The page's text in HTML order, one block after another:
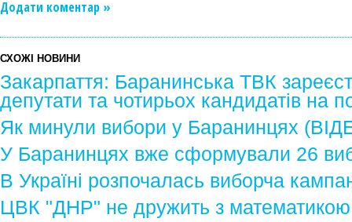
Додати коментар »
СХОЖІ НОВИНИ
Закарпаття: Баранинська ТВК
депутати та чотирьох кандидатів на
Як минули вибори у Баранинцях
У Баранинцях вже сформували 26
В Україні розпочалась виборча
ЦВК "ДНР" не дружить з математикою